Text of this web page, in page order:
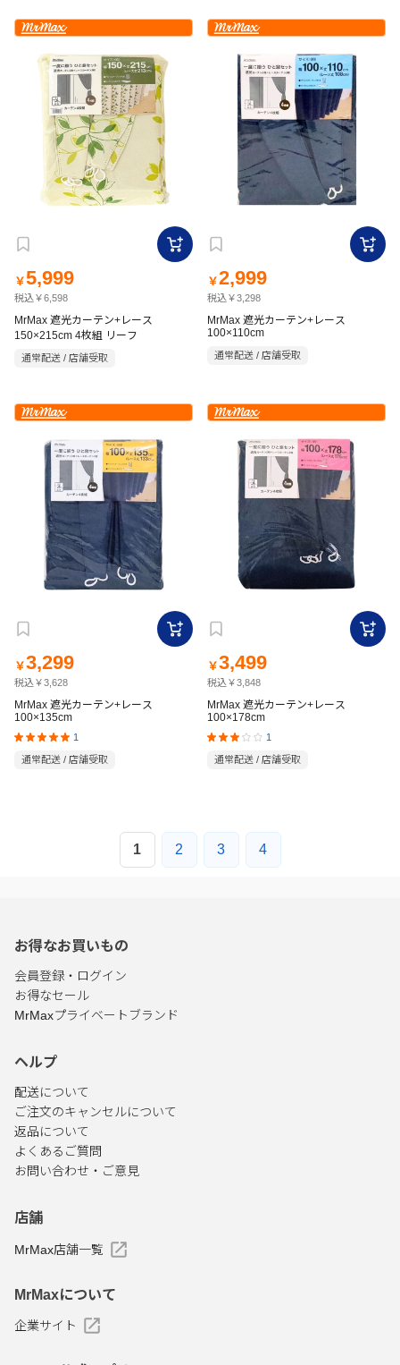
￥5,999
税込￥6,598
MrMax 遮光カーテン+レース
150×215cm 4枚組 リーフ
通常配送 / 店舗受取
￥2,999
税込￥3,298
MrMax 遮光カーテン+レース
100×110cm
通常配送 / 店舗受取
￥3,299
税込￥3,628
MrMax 遮光カーテン+レース
100×135cm
1
通常配送 / 店舗受取
￥3,499
税込￥3,848
MrMax 遮光カーテン+レース
100×178cm
1
通常配送 / 店舗受取
1 2 3 4
お得なお買いもの
会員登録・ログイン
お得なセール
MrMaxプライベートブランド
ヘルプ
配送について
ご注文のキャンセルについて
返品について
よくあるご質問
お問い合わせ・ご意見
店舗
MrMax店舗一覧
MrMaxについて
企業サイト